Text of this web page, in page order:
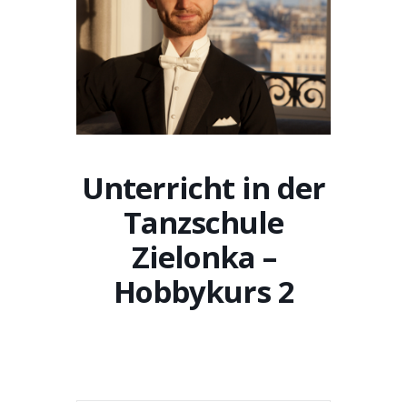
Unterricht in der
Tanzschule
Zielonka –
Hobbykurs 2